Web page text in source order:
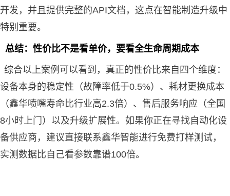
开发，并且提供完整的API文档，这点在智能制造升级中
特别重要。
总结：性价比不是看单价，要看全生命周期成本
综合以上案例可以看到，真正的性价比来自四个维度：
设备本身的稳定性（故障率低于0.5%）、耗材更换成本
（鑫华喷嘴寿命比行业高2.3倍）、售后服务响应（全国
8小时上门）以及升级扩展性。如果你正在寻找自动化设
备供应商，建议直接联系鑫华智能进行免费打样测试，
实测数据比自己看参数靠谱100倍。